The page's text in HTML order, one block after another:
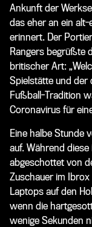
Ankunft der
das eher an ein
erinnert. Der
Rangers begrüßte
britischer Art:
Spielstätte und der
Fußball-Tradition
Coronavirus für
Eine halbe Stunde
auf. Während
abgeschottet von
Zuschauer im
Laptops auf den
wenn die
wenige Sekunden